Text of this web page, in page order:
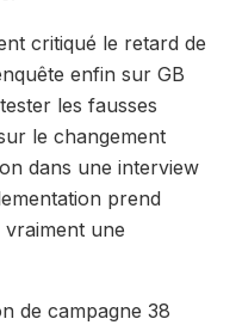
critiqué le retard de
enfin sur GB
les fausses
le changement
dans une interview
prend
une
de campagne 38